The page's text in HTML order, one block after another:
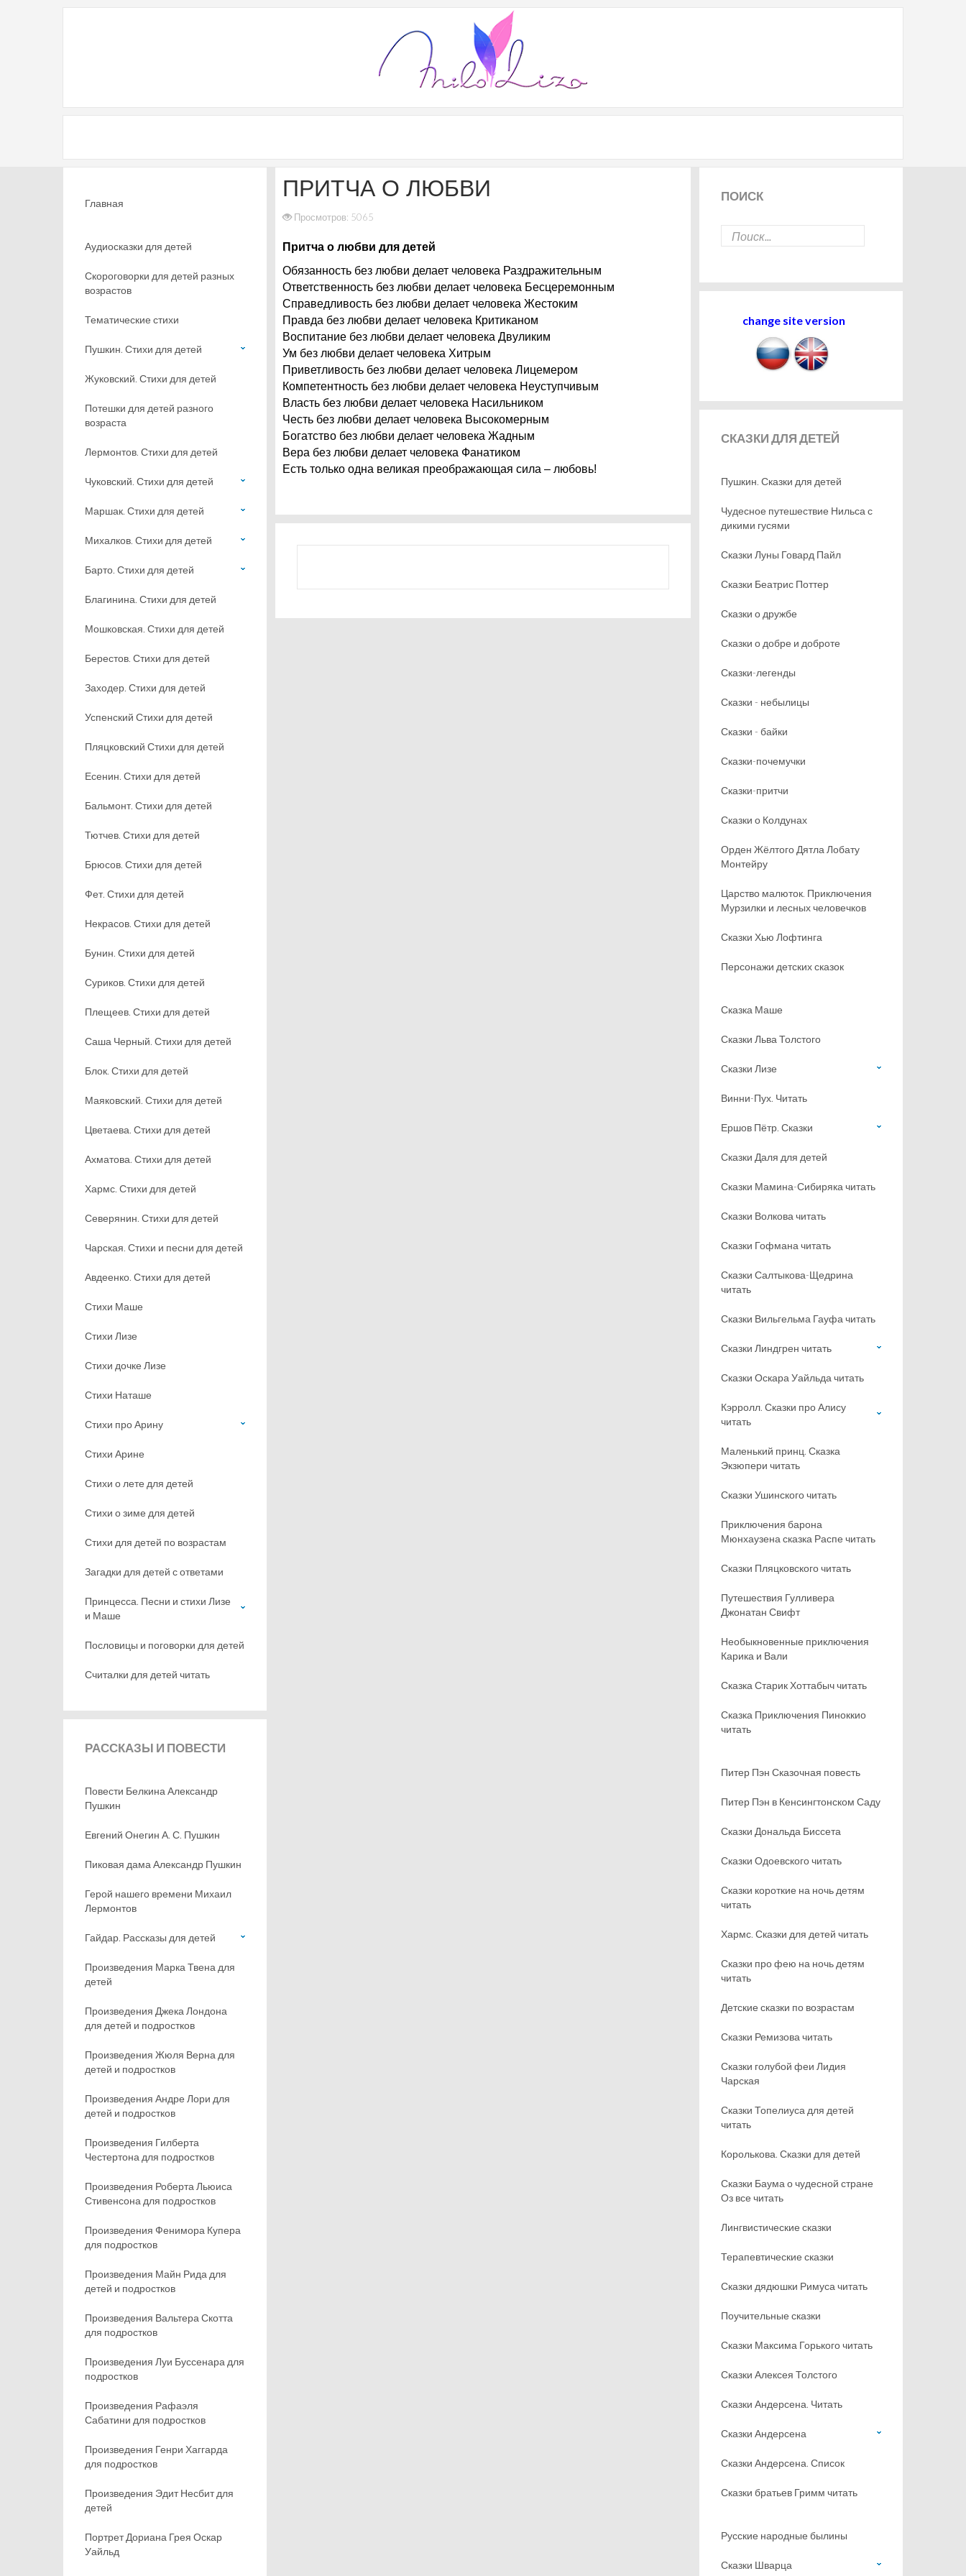
ПРИТЧА О ЛЮБВИ
Просмотров: 5065
Притча о любви для детей
Обязанность без любви делает человека Раздражительным
Ответственность без любви делает человека Бесцеремонным
Справедливость без любви делает человека Жестоким
Правда без любви делает человека Критиканом
Воспитание без любви делает человека Двуликим
Ум без любви делает человека Хитрым
Приветливость без любви делает человека Лицемером
Компетентность без любви делает человека Неуступчивым
Власть без любви делает человека Насильником
Честь без любви делает человека Высокомерным
Богатство без любви делает человека Жадным
Вера без любви делает человека Фанатиком
Есть только одна великая преображающая сила – любовь!
Главная
Аудиосказки для детей
Скороговорки для детей разных
возрастов
Тематические стихи
Пушкин. Стихи для детей
Жуковский. Стихи для детей
Потешки для детей разного
возраста
Лермонтов. Стихи для детей
Чуковский. Стихи для детей
Маршак. Стихи для детей
Михалков. Стихи для детей
Барто. Стихи для детей
Благинина. Стихи для детей
Мошковская. Стихи для детей
Берестов. Стихи для детей
Заходер. Стихи для детей
Успенский Стихи для детей
Пляцковский Стихи для детей
Есенин. Стихи для детей
Бальмонт. Стихи для детей
Тютчев. Стихи для детей
Брюсов. Стихи для детей
Фет. Стихи для детей
Некрасов. Стихи для детей
Бунин. Стихи для детей
Суриков. Стихи для детей
Плещеев. Стихи для детей
Саша Черный. Стихи для детей
Блок. Стихи для детей
Маяковский. Стихи для детей
Цветаева. Стихи для детей
Ахматова. Стихи для детей
Хармс. Стихи для детей
Северянин. Стихи для детей
Чарская. Стихи и песни для детей
Авдеенко. Стихи для детей
Стихи Маше
Стихи Лизе
Стихи дочке Лизе
Стихи Наташе
Стихи про Арину
Стихи Арине
Стихи о лете для детей
Стихи о зиме для детей
Стихи для детей по возрастам
Загадки для детей с ответами
Принцесса. Песни и стихи Лизе
и Маше
Пословицы и поговорки для детей
Считалки для детей читать
РАССКАЗЫ И ПОВЕСТИ
Повести Белкина Александр
Пушкин
Евгений Онегин А. С. Пушкин
Пиковая дама Александр Пушкин
Герой нашего времени Михаил
Лермонтов
Гайдар. Рассказы для детей
Произведения Марка Твена для
детей
Произведения Джека Лондона
для детей и подростков
Произведения Жюля Верна для
детей и подростков
Произведения Андре Лори для
детей и подростков
Произведения Гилберта
Честертона для подростков
Произведения Роберта Льюиса
Стивенсона для подростков
Произведения Фенимора Купера
для подростков
Произведения Майн Рида для
детей и подростков
Произведения Вальтера Скотта
для подростков
Произведения Луи Буссенара для
подростков
Произведения Рафаэля
Сабатини для подростков
Произведения Генри Хаггарда
для подростков
Произведения Эдит Несбит для
детей
Портрет Дориана Грея Оскар
Уайльд
ПОИСК
change site version
СКАЗКИДЛЯ ДЕТЕЙ
Пушкин. Сказки для детей
Чудесное путешествие Нильса с
дикими гусями
Сказки Луны Говард Пайл
Сказки Беатрис Поттер
Сказки о дружбе
Сказки о добре и доброте
Сказки-легенды
Сказки - небылицы
Сказки - байки
Сказки-почемучки
Сказки-притчи
Сказки о Колдунах
Орден Жёлтого Дятла Лобату
Монтейру
Царство малюток. Приключения
Мурзилки и лесных человечков
Сказки Хью Лофтинга
Персонажи детских сказок
Сказка Маше
Сказки Льва Толстого
Сказки Лизе
Винни-Пух. Читать
Ершов Пётр. Сказки
Сказки Даля для детей
Сказки Мамина-Сибиряка читать
Сказки Волкова читать
Сказки Гофмана читать
Сказки Салтыкова-Щедрина
читать
Сказки Вильгельма Гауфа читать
Сказки Линдгрен читать
Сказки Оскара Уайльда читать
Кэрролл. Сказки про Алису
читать
Маленький принц. Сказка
Экзюпери читать
Сказки Ушинского читать
Приключения барона
Мюнхаузена сказка Распе читать
Сказки Пляцковского читать
Путешествия Гулливера
Джонатан Свифт
Необыкновенные приключения
Карика и Вали
Сказка Старик Хоттабыч читать
Сказка Приключения Пиноккио
читать
Питер Пэн Сказочная повесть
Питер Пэн в Кенсингтонском Саду
Сказки Дональда Биссета
Сказки Одоевского читать
Сказки короткие на ночь детям
читать
Хармс. Сказки для детей читать
Сказки про фею на ночь детям
читать
Детские сказки по возрастам
Сказки Ремизова читать
Сказки голубой феи Лидия
Чарская
Сказки Топелиуса для детей
читать
Королькова. Сказки для детей
Сказки Баума о чудесной стране
Оз все читать
Лингвистические сказки
Терапевтические сказки
Сказки дядюшки Римуса читать
Поучительные сказки
Сказки Максима Горького читать
Сказки Алексея Толстого
Сказки Андерсена. Читать
Сказки Андерсена
Сказки Андерсена. Список
Сказки братьев Гримм читать
Русские народные былины
Сказки Шварца